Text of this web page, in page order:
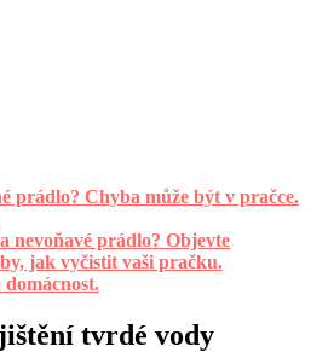
prádlo? Chyba může být v pračce.
nevoňavé prádlo? Objevte
jak vyčistit vaši pračku.
tvrdé vody